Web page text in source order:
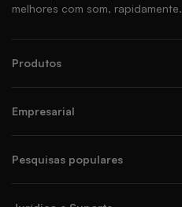
melhores com som, rapidamente.
Produtos
Empresarial
Pesquisas populares